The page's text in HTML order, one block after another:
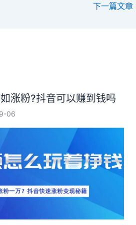
下一篇文章
涨粉?抖音可以赚到钱吗
06